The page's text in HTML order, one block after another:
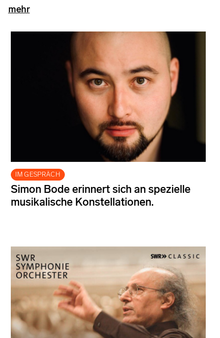
mehr
IM GESPRÄCH
Simon Bode erinnert sich an spezielle
musikalische Konstellationen.